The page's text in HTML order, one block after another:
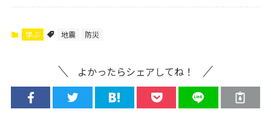
学ぶ 地震 防災
よかったらシェアしてね！